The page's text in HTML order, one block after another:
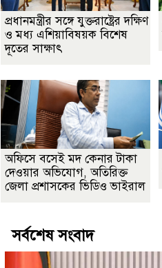
প্রধানমন্ত্রীর সঙ্গে যুক্তরাষ্ট্রের দক্ষিণ
ও মধ্য এশিয়াবিষয়ক বিশেষ
দূতের সাক্ষাৎ
অফিসে বসেই মদ কেনার টাকা
দেওয়ার অভিযোগ, অতিরিক্ত
জেলা প্রশাসকের ভিডিও ভাইরাল
সর্বশেষ সংবাদ